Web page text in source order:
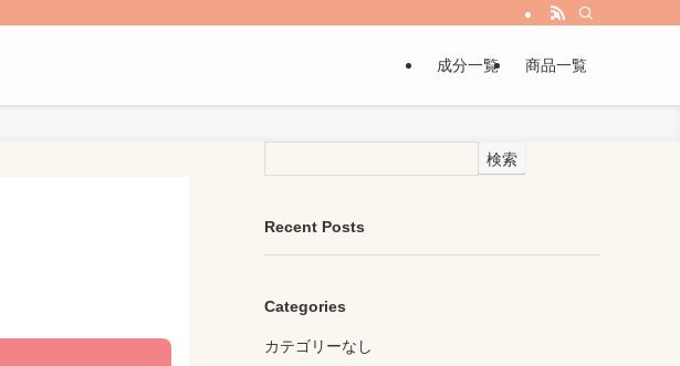
成分一覧 商品一覧
検索
Recent Posts
Categories
カテゴリーなし